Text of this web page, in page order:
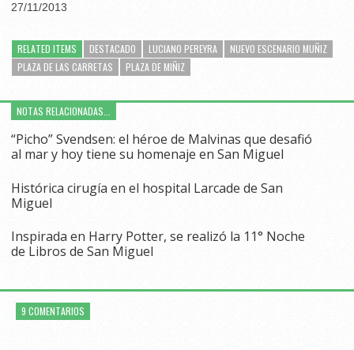
27/11/2013
RELATED ITEMS DESTACADO LUCIANO PEREYRA
NUEVO ESCENARIO MUÑIZ
PLAZA DE LAS CARRETAS
PLAZA DE MIÑIZ
NOTAS RELACIONADAS...
“Picho” Svendsen: el héroe de Malvinas que desafió
al mar y hoy tiene su homenaje en San Miguel
Histórica cirugía en el hospital Larcade de San
Miguel
Inspirada en Harry Potter, se realizó la 11° Noche
de Libros de San Miguel
9 COMENTARIOS